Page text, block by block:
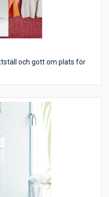
och gott om plats för